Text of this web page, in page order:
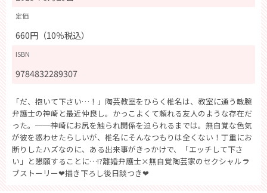
定価
660円（10％税込）
ISBN
9784832289307
「だ、抱いて下さい…！」陶芸教室をひらく椎名は、教室に通う敏腕
弁護士の神崎と最近仲良し。かっこよくて頼れる友人のような存在だ
った。──神崎にお尻を触られ関係を迫られるまでは。無自覚な色気
が彼を惑わせたらしいが、椎名にそんなつもりは全くない！丁重にお
断りしたハズなのに、ある出来事がきっかけで、「エッチして下さ
い」と懇願することに…!?離婚弁護士×無自覚陶芸家のセクシャルラ
ブストーリー❤描き下ろし後日談つき❤